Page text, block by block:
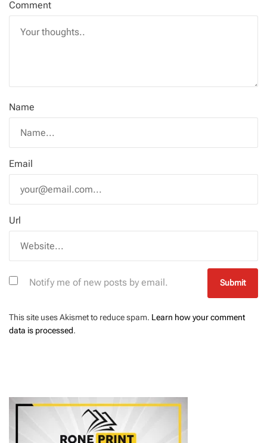
Comment
Name
Email
Url
Notify me of new posts by email.
This site uses Akismet to reduce spam. Learn how your comment
data is processed.